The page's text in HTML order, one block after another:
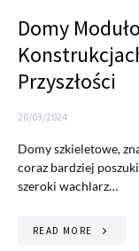
Domy
Przyszłości
20/03/2024
Domy szkieletowe,
coraz bardziej
szeroki wachlarz…
READ MORE